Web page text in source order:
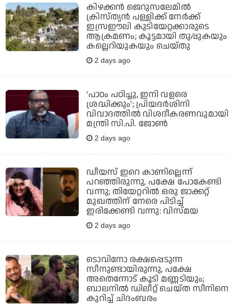
കിഴക്കന്‍ ജെറുസലേമില്‍
ക്രിസ്ത്യന്‍ പള്ളിക്ക് നേര്‍ക്ക്
ഇസ്രഈലി കുടിയേറ്റക്കാരുടെ
ആക്രമണം; കൂട്ടമായി തുപ്പുകയും
കല്ലെറിയുകയും ചെയ്തു
2 days ago
'പാഠം പഠിച്ചു, ഇനി വളരെ
ശ്രദ്ധിക്കും'; പ്രിയദര്‍ശിനി
വിവാദത്തില്‍ വിശദീകരണവുമായി
മന്ത്രി സി.പി. ജോണ്‍
2 days ago
ഡീയസ് ഇറെ കാണില്ലെന്ന്
പറഞ്ഞിരുന്നു, പക്ഷേ പോകേണ്ടി
വന്നു; തിയേറ്ററില്‍ ഒരു ജാക്കറ്റ്
മുഖത്തിന് നേരെ പിടിച്ച്
ഇരിക്കേണ്ടി വന്നു: വിസ്മയ
2 days ago
ടൊവിനോ രക്ഷപ്പെടുന്ന
സീനുണ്ടായിരുന്നു, പക്ഷേ
അതെന്നോട് കൂടി മണ്ണടിയും;
ബാലനില്‍ ഡിലീറ്റ് ചെയ്ത സീനിനെ
കുറിച്ച് ചിദംബരം